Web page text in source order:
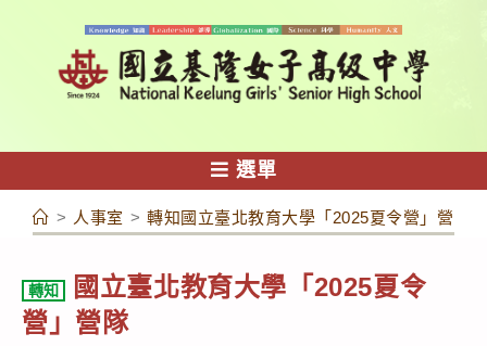
容
選單
> 人事室 > 轉知國立臺北教育大學「2025夏令營」營隊
轉知
國立臺北教育大學「2025夏令
營」營隊